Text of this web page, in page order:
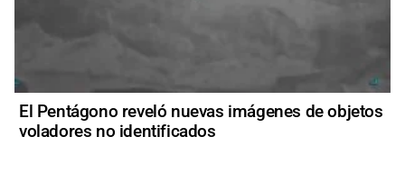
El Pentágono reveló nuevas imágenes de objetos
voladores no identificados